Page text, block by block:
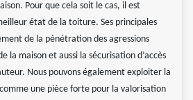
Pour que cela soit le cas, il est
état de la toiture. Ses principales
de la pénétration des agressions
la maison et aussi la sécurisation d’accès
Nous pouvons également exploiter la
une pièce forte pour la valorisation